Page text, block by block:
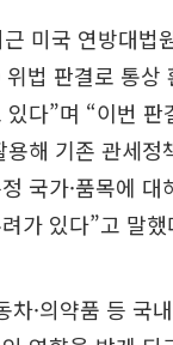
미국 연방대법
법 판결로 통상
다”며 “이번 판
해 기존 관세정
국가·품목에 대
가 있다”고 말했
차·의약품 등 국